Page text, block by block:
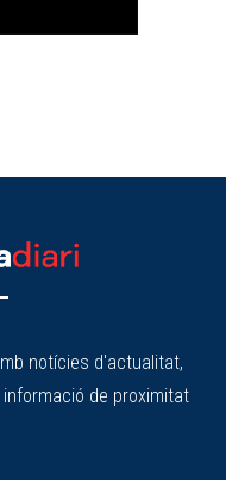
notícies d'actualitat,
de proximitat